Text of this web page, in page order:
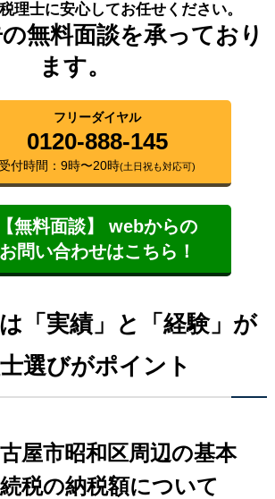
理士に安心してお任せください。
無料面談を承っており
ます。
フリーダイヤル
0120-888-145
付時間：9時〜20時(土日祝も対応可)
【無料面談】 webからの
お問い合わせはこちら！
「実績」と「経験」が
選びがポイント
屋市昭和区周辺の基本
税の納税額について